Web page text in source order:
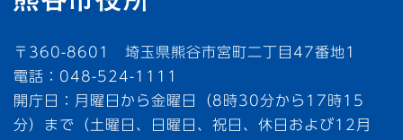
〒360-8601 埼玉県熊谷市宮町二丁目47番地1
電話：048-524-1111
開庁日：月曜日から金曜日（8時30分から17時15
分）まで（土曜日、日曜日、祝日、休日および12月